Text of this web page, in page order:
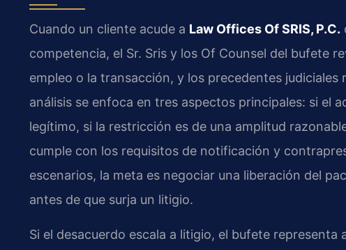
Cuando un cliente acude a Law Offices Of SRIS, P.C.
competencia, el Sr. Sris y los Of Counsel del bufete
empleo o la transacción, y los precedentes
análisis se enfoca en tres aspectos principales: si el
legítimo, si la restricción es de una amplitud
cumple con los requisitos de notificación y
escenarios, la meta es negociar una liberación del
antes de que surja un litigio.
Si el desacuerdo escala a litigio, el bufete representa